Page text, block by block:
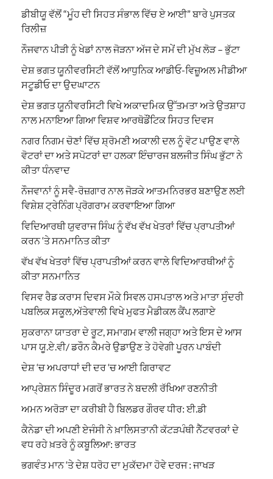
ਡੀਬੀਯੂ ਵੱਲੋਂ “ਮੂੰਹ ਦੀ ਸਿਹਤ ਸੰਭਾਲ ਵਿੱਚ ਏ ਆਈ” ਬਾਰੇ ਪੁਸਤਕ
ਰਿਲੀਜ਼
ਨੌਜਵਾਨ ਪੀੜੀ ਨੂੰ ਖੇਡਾਂ ਨਾਲ ਜੋੜਨਾ ਅੱਜ ਦੇ ਸਮੇਂ ਦੀ ਮੁੱਖ ਲੋੜ – ਭੁੱਟਾ
ਦੇਸ਼ ਭਗਤ ਯੂਨੀਵਰਸਿਟੀ ਵੱਲੋਂ ਆਧੁਨਿਕ ਆਡੀਓ-ਵਿਜ਼ੂਅਲ ਮੀਡੀਆ
ਸਟੂਡੀਓ ਦਾ ਉਦਘਾਟਨ
ਦੇਸ਼ ਭਗਤ ਯੂਨੀਵਰਸਿਟੀ ਵਿਖੇ ਅਕਾਦਮਿਕ ਉੱਤਮਤਾ ਅਤੇ ਉਤਸ਼ਾਹ
ਨਾਲ ਮਨਾਇਆ ਗਿਆ ਵਿਸ਼ਵ ਆਰਥੋਡੌਂਟਿਕ ਸਿਹਤ ਦਿਵਸ
ਨਗਰ ਨਿਗਮ ਚੋਣਾਂ ਵਿੱਚ ਸ਼੍ਰੋਮਣੀ ਅਕਾਲੀ ਦਲ ਨੂੰ ਵੋਟ ਪਾਉਣ ਵਾਲੇ
ਵੋਟਰਾਂ ਦਾ ਅਤੇ ਸਪੋਟਰਾਂ ਦਾ ਹਲਕਾ ਇੰਚਾਰਜ ਬਲਜੀਤ ਸਿੰਘ ਭੁੱਟਾ ਨੇ
ਕੀਤਾ ਧੰਨਵਾਦ
ਨੌਜਵਾਨਾਂ ਨੂੰ ਸਵੈ-ਰੋਜ਼ਗਾਰ ਨਾਲ ਜੋੜਕੇ ਆਤਮਨਿਰਭਰ ਬਣਾਉਣ ਲਈ
ਵਿਸ਼ੇਸ਼ ਟ੍ਰੇਨਿੰਗ ਪ੍ਰੋਗਰਾਮ ਕਰਵਾਇਆ ਗਿਆ
ਵਿਦਿਆਰਥੀ ਯੁਵਰਾਜ ਸਿੰਘ ਨੂੰ ਵੱਖ ਵੱਖ ਖੇਤਰਾਂ ਵਿੱਚ ਪ੍ਰਾਪਤੀਆਂ
ਕਰਨ ‘ਤੇ ਸਨਮਾਨਿਤ ਕੀਤਾ
ਵੱਖ ਵੱਖ ਖੇਤਰਾਂ ਵਿੱਚ ਪ੍ਰਾਪਤੀਆਂ ਕਰਨ ਵਾਲੇ ਵਿਦਿਆਰਥੀਆਂ ਨੂੰ
ਕੀਤਾ ਸਨਮਾਨਿਤ
ਵਿਸਵ ਰੈਡ ਕਰਾਸ ਦਿਵਸ ਮੌਕੇ ਸਿਵਲ ਹਸਪਤਾਲ ਅਤੇ ਮਾਤਾ ਸੁੰਦਰੀ
ਪਬਲਿਕ ਸਕੂਲ,ਅੱਤੇਵਾਲੀ ਵਿਖੇ ਮੁਫਤ ਮੈਡੀਕਲ ਕੈਂਪ ਲਗਾਏ
ਸੁਕਰਾਨਾ ਯਾਤਰਾ ਦੇ ਰੂਟ, ਸਮਾਗਮ ਵਾਲੀ ਜਗ੍ਹਾ ਅਤੇ ਇਸ ਦੇ ਆਸ
ਪਾਸ ਯੂ.ਏ.ਵੀ/ ਡਰੌਨ ਕੈਮਰੇ ਉਡਾਉਣ ਤੇ ਹੋਵੇਗੀ ਪੂਰਨ ਪਾਬੰਦੀ
ਦੇਸ਼ ‘ਚ ਅਪਰਾਧਾਂ ਦੀ ਦਰ ‘ਚ ਆਈ ਗਿਰਾਵਟ
ਆਪ੍ਰੇਸ਼ਨ ਸਿੰਦੂਰ ਮਗਰੋਂ ਭਾਰਤ ਨੇ ਬਦਲੀ ਰੱਖਿਆ ਰਣਨੀਤੀ
ਅਮਨ ਅਰੋੜਾ ਦਾ ਕਰੀਬੀ ਹੈ ਬਿਲਡਰ ਗੌਰਵ ਧੀਰ: ਈ.ਡੀ
ਕੈਨੇਡਾ ਦੀ ਅਪਣੀ ਏਜੰਸੀ ਨੇ ਖ਼ਾਲਿਸਤਾਨੀ ਕੱਟੜਪੰਥੀ ਨੈੱਟਵਰਕਾਂ ਦੇ
ਵਧ ਰਹੇ ਖ਼ਤਰੇ ਨੂੰ ਕਬੂਲਿਆ: ਭਾਰਤ
ਭਗਵੰਤ ਮਾਨ ‘ਤੇ ਦੇਸ਼ ਧਰੋਹ ਦਾ ਮੁਕੱਦਮਾ ਹੋਵੇ ਦਰਜ : ਜਾਖੜ